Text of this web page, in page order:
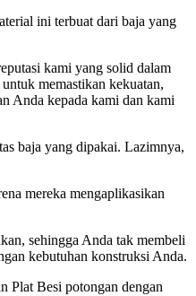
ini terbuat dari baja yang
kami yang solid dalam
memastikan kekuatan,
Anda kepada kami dan kami
baja yang dipakai. Lazimnya,
mereka mengaplikasikan
sehingga Anda tak membeli
kebutuhan konstruksi Anda.
Plat Besi potongan dengan